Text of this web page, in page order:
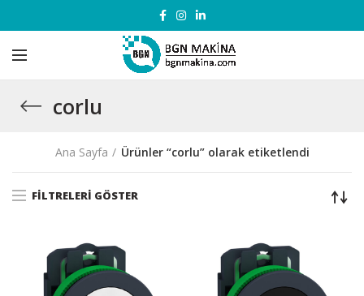
corlu
Ana Sayfa Ürünler “corlu” olarak etiketlendi
FILTRELERI GÖSTER